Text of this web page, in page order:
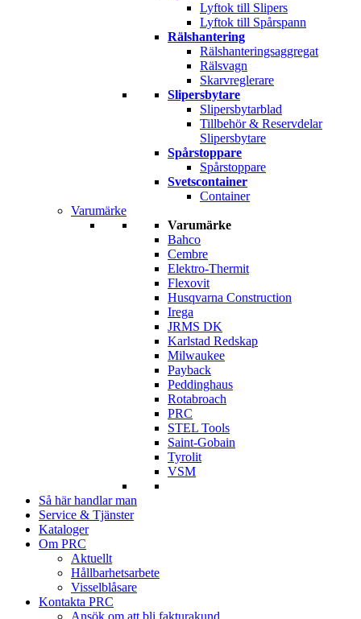
Lyftok till Slipers
Lyftok till Spårspann
Rälshantering
Rälshanteringsaggregat
Rälsvagn
Skarvreglerare
Slipersbytare
Slipersbytarblad
Tillbehör & Reservdelar
Slipersbytare
Spårstoppare
Spårstoppare
Svetscontainer
Container
Varumärke
Varumärke
Bahco
Cembre
Elektro-Thermit
Flexovit
Husqvarna Construction
Irega
JRMS DK
Karlstad Redskap
Milwaukee
Payback
Peddinghaus
Rotabroach
PRC
STEL Tools
Saint-Gobain
Tyrolit
VSM
Så här handlar man
Service & Tjänster
Kataloger
Om PRC
Aktuellt
Hållbarhetsarbete
Visselblåsare
Kontakta PRC
Ansök om att bli fakturakund